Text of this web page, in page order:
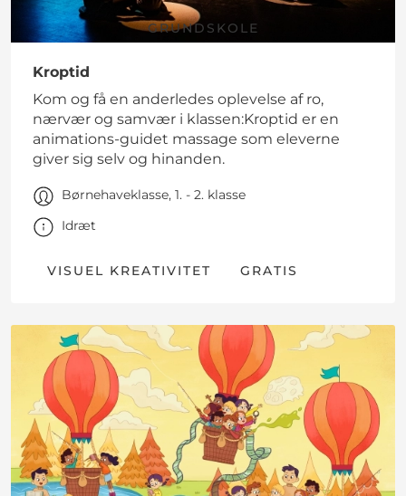
GRUNDSKOLE
Kroptid
Kom og få en anderledes oplevelse af ro,
nærvær og samvær i klassen:Kroptid er en
animations-guidet massage som eleverne
giver sig selv og hinanden.
Børnehaveklasse, 1. - 2. klasse
Idræt
VISUEL KREATIVITET GRATIS